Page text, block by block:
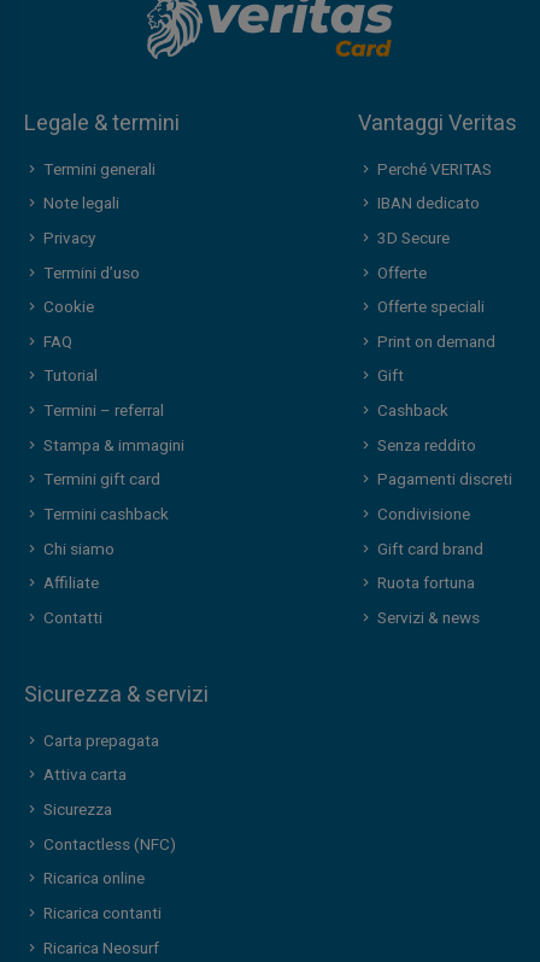
Legale & termini
Termini generali
Note legali
Privacy
Termini d’uso
Cookie
FAQ
Tutorial
Termini – referral
Stampa & immagini
Termini gift card
Termini cashback
Chi siamo
Affiliate
Contatti
Vantaggi Veritas
Perché VERITAS
IBAN dedicato
3D Secure
Offerte
Offerte speciali
Print on demand
Gift
Cashback
Senza reddito
Pagamenti discreti
Condivisione
Gift card brand
Ruota fortuna
Servizi & news
Sicurezza & servizi
Carta prepagata
Attiva carta
Sicurezza
Contactless (NFC)
Ricarica online
Ricarica contanti
Ricarica Neosurf